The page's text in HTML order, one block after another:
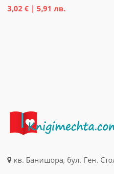
3,02 € | 5,91 лв.
кв. Банишора, бул. Ген.